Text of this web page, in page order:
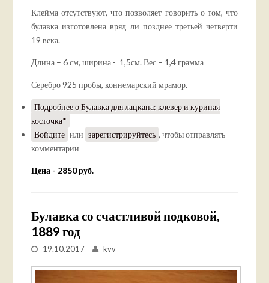
Клейма отсутствуют, что позволяет говорить о том, что
булавка изготовлена вряд ли позднее третьей четверти
19 века.
Длина – 6 см, ширина - 1,5см. Вес – 1,4 грамма
Серебро 925 пробы, коннемарский мрамор.
Подробнеео Булавка для лацкана: клевер и куриная
косточка*
Войдите или зарегистрируйтесь , чтобы отправлять
комментарии
Цена - 2850 руб.
Булавка со счастливой подковой,
1889 год
19.10.2017 kvv